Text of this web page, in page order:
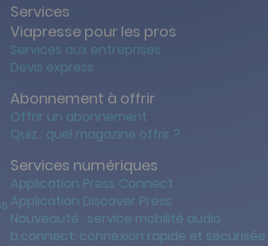
Services
Viapresse pour les pros
Services aux entreprises
Devis express
Abonnement à offrir
Offrir un abonnement
Quiz : quel magazine offrir ?
Services numériques
Application Press Connect
Application Discover Press
Nouveauté : service mobilité audio
b.connect: connexion rapide et sécurisée